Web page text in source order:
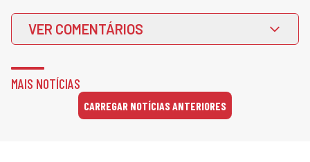
VER COMENTÁRIOS
MAIS NOTÍCIAS
CARREGAR NOTÍCIAS ANTERIORES